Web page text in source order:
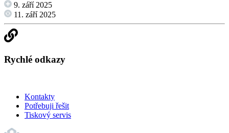
9. září 2025
11. září 2025
Rychlé odkazy
Kontakty
Potřebuji řešit
Tiskový servis